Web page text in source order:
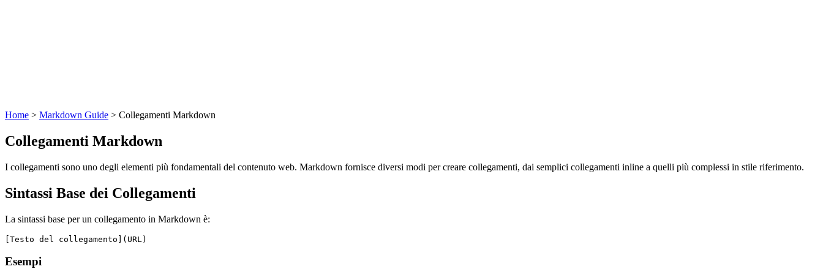
Home > Markdown Guide > Collegamenti Markdown
Collegamenti Markdown
I collegamenti sono uno degli elementi più fondamentali del contenuto web. Markdown fornisce diversi modi per creare collegamenti, dai semplici collegamenti inline a quelli più complessi in stile riferimento.
Sintassi Base dei Collegamenti
La sintassi base per un collegamento in Markdown è:
[Testo del collegamento](URL)
Esempi